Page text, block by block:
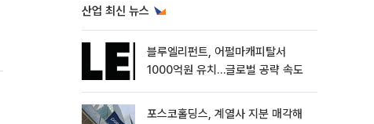
산업 최신 뉴스
블루엘리펀트, 어펄마캐피탈서
1000억원 유치…글로벌 공략 속도
포스코홀딩스, 계열사 지분 매각해